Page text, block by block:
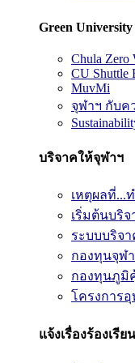
Green University
Chula Zero
CU Shuttle
MuvMi
จุฬาฯ กับค
บริจาคให้จุฬาฯ
เหตุผลที่...
เริ่มต้นบริจ
ระบบบริจ
กองทุนจุฬ
กองทุนภูมิ
โครงการ
แจ้งเรื่องร้องเรีย